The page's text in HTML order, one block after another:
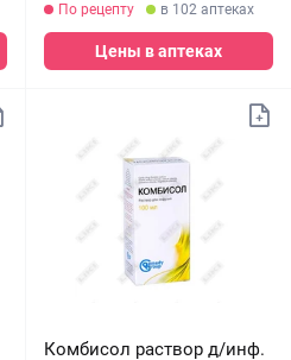
По рецепту в 102 аптеках
Цены в аптеках
Комбисол раствор д/инф.